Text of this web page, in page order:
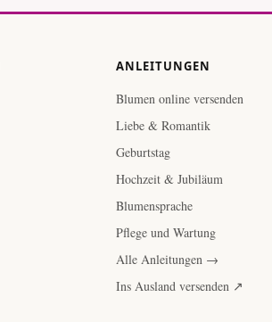
ANLEITUNGEN
Blumen online versenden
Liebe & Romantik
Geburtstag
Hochzeit & Jubiläum
Blumensprache
Pflege und Wartung
Alle Anleitungen →
Ins Ausland versenden ↗